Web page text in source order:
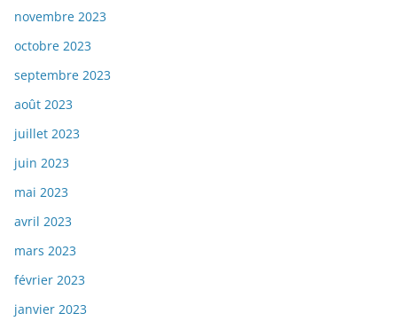
novembre 2023
octobre 2023
septembre 2023
août 2023
juillet 2023
juin 2023
mai 2023
avril 2023
mars 2023
février 2023
janvier 2023